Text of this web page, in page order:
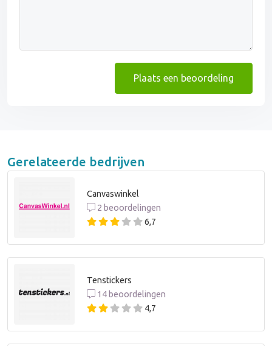
Plaats een beoordeling
Gerelateerde bedrijven
Canvaswinkel
2 beoordelingen
6,7
Tenstickers
14 beoordelingen
4,7